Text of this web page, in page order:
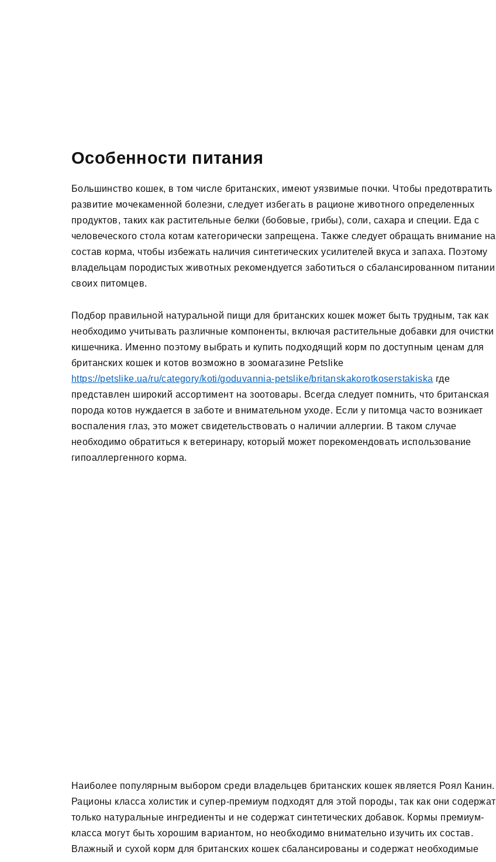
Особенности питания
Большинство кошек, в том числе британских, имеют уязвимые почки. Чтобы предотвратить
развитие мочекаменной болезни, следует избегать в рационе животного определенных
продуктов, таких как растительные белки (бобовые, грибы), соли, сахара и специи. Еда с
человеческого стола котам категорически запрещена. Также следует обращать внимание на
состав корма, чтобы избежать наличия синтетических усилителей вкуса и запаха. Поэтому
владельцам породистых животных рекомендуется заботиться о сбалансированном питании
своих питомцев.
Подбор правильной натуральной пищи для британских кошек может быть трудным, так как
необходимо учитывать различные компоненты, включая растительные добавки для очистки
кишечника. Именно поэтому выбрать и купить подходящий корм по доступным ценам для
британских кошек и котов возможно в зоомагазине Petslike
https://petslike.ua/ru/category/koti/goduvannia-petslike/britanskakorotkoserstakiska где
представлен широкий ассортимент на зоотовары. Всегда следует помнить, что британская
порода котов нуждается в заботе и внимательном уходе. Если у питомца часто возникает
воспаления глаз, это может свидетельствовать о наличии аллергии. В таком случае
необходимо обратиться к ветеринару, который может порекомендовать использование
гипоаллергенного корма.
Наиболее популярным выбором среди владельцев британских кошек является Роял Канин.
Рационы класса холистик и супер-премиум подходят для этой породы, так как они содержат
только натуральные ингредиенты и не содержат синтетических добавок. Кормы премиум-
класса могут быть хорошим вариантом, но необходимо внимательно изучить их состав.
Влажный и сухой корм для британских кошек сбалансированы и содержат необходимые